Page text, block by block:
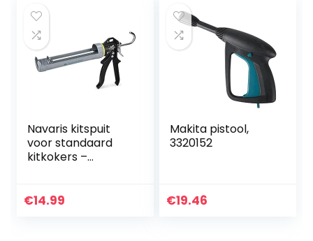
nauwkeurige
regeling van de
drukhoeveelheid,
zonder batterij en
Navaris kitspuit
voor standaard
kitkokers –
tubes van kokers
€14.99
Makita pistool,
3320152
€19.46